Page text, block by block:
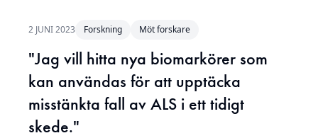
2 JUNI 2023 Forskning Möt forskare
"Jag vill hitta nya biomarkörer som
kan användas för att upptäcka
misstänkta fall av ALS i ett tidigt
skede."